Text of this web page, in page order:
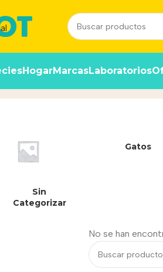
HogarMarcasLaboratorios
Sin
Categorizar
Gatos
No se han